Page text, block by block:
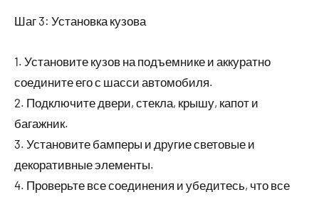
Шаг 3: Установка кузова
1. Установите кузов на подъемнике и аккуратно
соедините его с шасси автомобиля.
2. Подключите двери, стекла, крышу, капот и
багажник.
3. Установите бамперы и другие световые и
декоративные элементы.
4. Проверьте все соединения и убедитесь, что все